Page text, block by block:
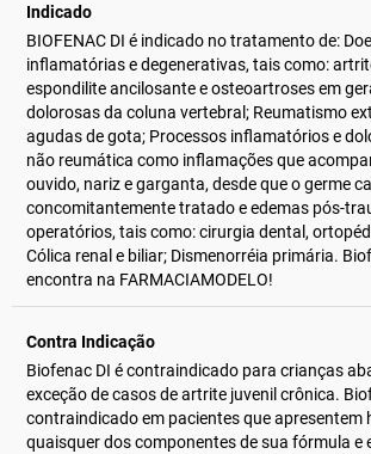
Indicado
BIOFENAC DI é indicado no tratamento de:
inflamatórias e degenerativas, tais como:
espondilite ancilosante e osteoartroses em
dolorosas da coluna vertebral; Reumatismo
agudas de gota; Processos inflamatórios e
não reumática como inflamações que
ouvido, nariz e garganta, desde que o germe
concomitantemente tratado e edemas pós-
operatórios, tais como: cirurgia dental,
Cólica renal e biliar; Dismenorréia primária.
encontra na FARMACIAMODELO!
Contra Indicação
Biofenac DI é contraindicado para crianças
exceção de casos de artrite juvenil crônica.
contraindicado em pacientes que apresentem
quaisquer dos componentes de sua fórmula e